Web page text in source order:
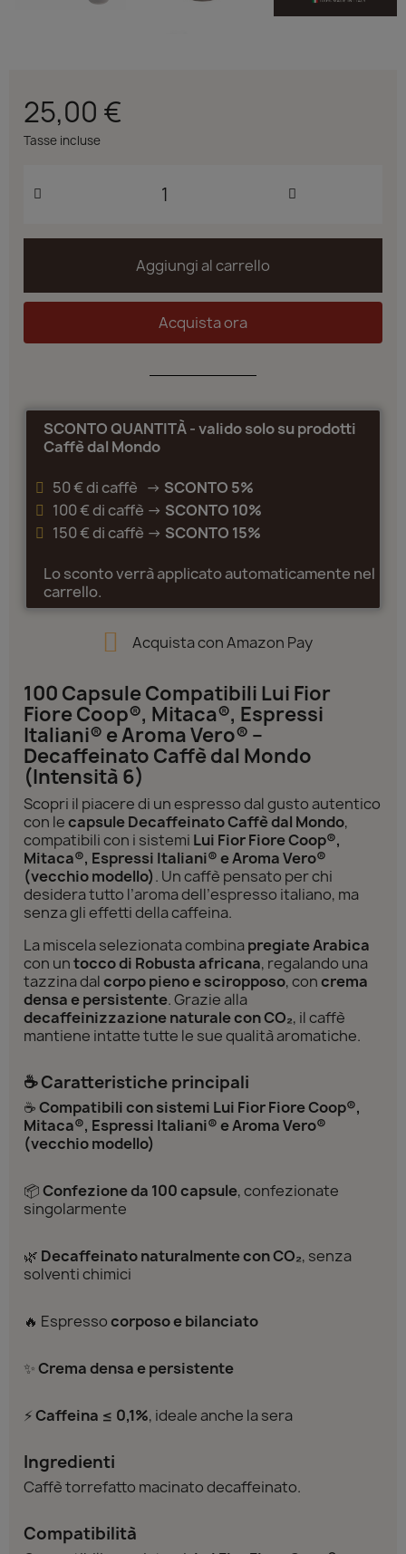
25,00 €
Tasse incluse
Aggiungi al carrello
Acquista ora
SCONTO QUANTITÀ - valido solo su prodotti
Caffè dal Mondo
50 € di caffè -> SCONTO 5%
100 € di caffè -> SCONTO 10%
150 € di caffè -> SCONTO 15%
Lo sconto verrà applicato automaticamente nel
carrello.
Acquista con Amazon Pay
100 Capsule Compatibili Lui Fior
Fiore Coop®, Mitaca®, Espressi
Italiani® e Aroma Vero® –
Decaffeinato Caffè dal Mondo
(Intensità 6)
Scopri il piacere di un espresso dal gusto autentico
con lecapsule Decaffeinato Caffè dal Mondo,
compatibili con i sistemi Lui Fior Fiore Coop®,
Mitaca®, Espressi Italiani® e Aroma Vero®
(vecchio modello). Un caffè pensato per chi
desidera tutto l’aroma dell’espresso italiano, ma
senza gli effetti della caffeina.
La miscela selezionata combinapregiate Arabica
con untocco di Robusta africana, regalando una
tazzina dalcorpo pieno e sciropposo, concrema
densa e persistente. Grazie alla
decaffeinizzazione naturale con CO₂, il caffè
mantiene intatte tutte le sue qualità aromatiche.
☕ Caratteristiche principali
☕Compatibili con sistemi Lui Fior Fiore Coop®,
Mitaca®, Espressi Italiani® e Aroma Vero®
(vecchio modello)
📦Confezione da 100 capsule, confezionate
singolarmente
🌿 Decaffeinato naturalmente con CO₂, senza
solventi chimici
🔥 Espressocorposo e bilanciato
✨Crema densa e persistente
⚡Caffeina ≤ 0,1%, ideale anche la sera
Ingredienti
Caffè torrefatto macinato decaffeinato.
Compatibilità